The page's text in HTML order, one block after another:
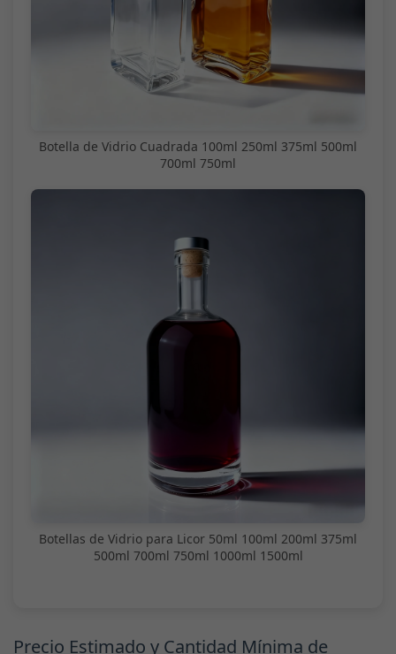
Botella de Vidrio Cuadrada 100ml 250ml 375ml 500ml
700ml 750ml
Botellas de Vidrio para Licor 50ml 100ml 200ml 375ml
500ml 700ml 750ml 1000ml 1500ml
Precio Estimado y Cantidad Mínima de